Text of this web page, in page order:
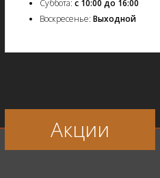
Суббота: с 10:00 до 16:00
Воскресенье: Выходной
Акции